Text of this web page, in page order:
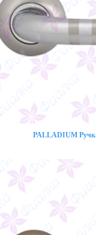
PALLADIUM